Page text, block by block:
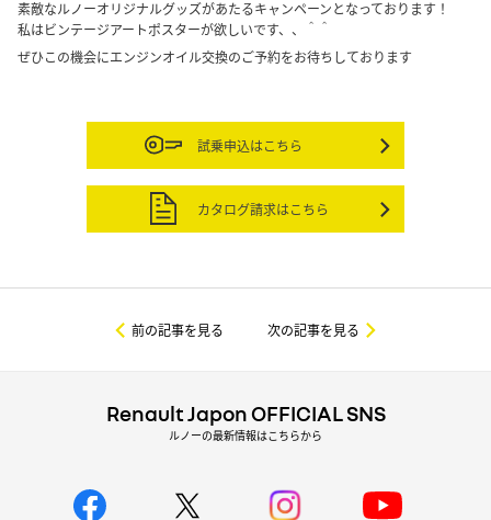
素敵なルノーオリジナルグッズがあたるキャンペーンとなっております！
私はビンテージアートポスターが欲しいです、、＾＾
ぜひこの機会にエンジンオイル交換のご予約をお待ちしております
試乗申込はこちら
カタログ請求はこちら
前の記事を見る 次の記事を見る
Renault Japon OFFICIAL SNS
ルノーの最新情報はこちらから